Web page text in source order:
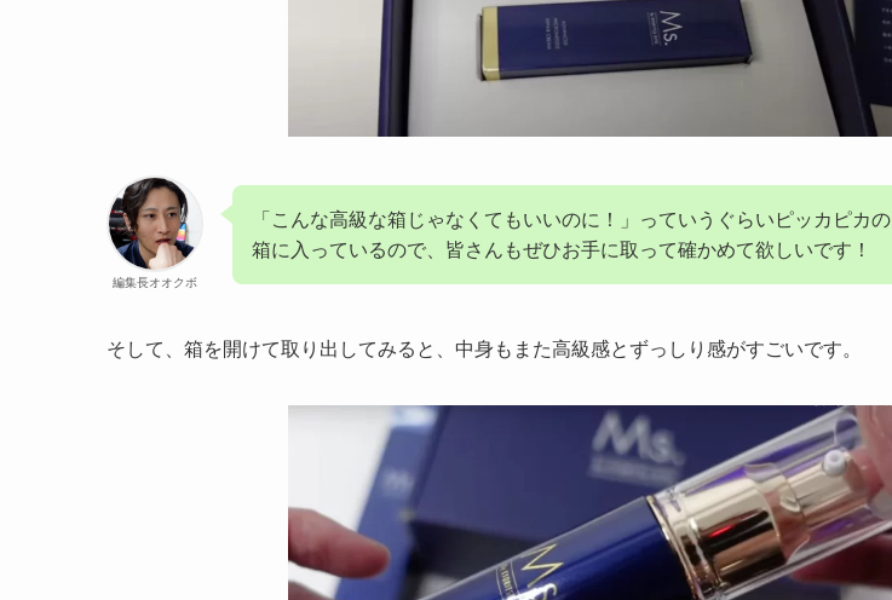
編集長オオクボ
「こんな高級な箱じゃなくてもいいのに！」っていうぐらいピッカピカの
箱に入っているので、皆さんもぜひお手に取って確かめて欲しいです！
そして、箱を開けて取り出してみると、中身もまた高級感とずっしり感がすごいです。